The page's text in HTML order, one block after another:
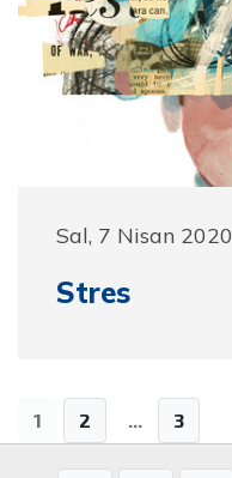
Sal, 7 Nisan 2020
Stres
1 2 ... 3